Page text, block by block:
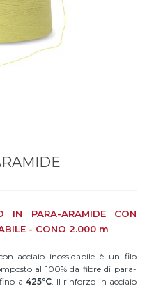
IN PARA-ARAMIDE CON
- CONO 2.000 m
acciaio inossidabile è un filo
al 100% da fibre di para-
a 425ºC. Il rinforzo in acciaio